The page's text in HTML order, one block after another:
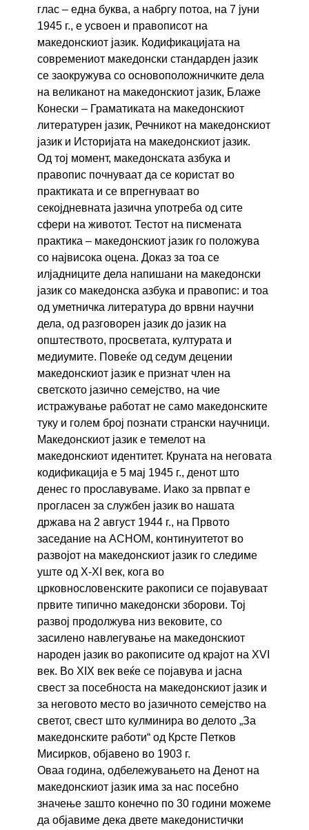
глас – една буква, а набргу потоа, на 7 јуни
1945 г., е усвоен и правописот на
македонскиот јазик. Кодификацијата на
современиот македонски стандарден јазик
се заокружува со основоположничките дела
на великанот на македонскиот јазик, Блаже
Конески – Граматиката на македонскиот
литературен јазик, Речникот на македонскиот
јазик и Историјата на македонскиот јазик.
Од тој момент, македонската азбука и
правопис почнуваат да се користат во
практиката и се впрегнуваат во
секојдневната јазична употреба од сите
сфери на животот. Тестот на писмената
практика – македонскиот јазик го положува
со највисока оцена. Доказ за тоа се
илјадниците дела напишани на македонски
јазик со македонска азбука и правопис: и тоа
од уметничка литература до врвни научни
дела, од разговорен јазик до јазик на
општеството, просветата, културата и
медиумите. Повеќе од седум децении
македонскиот јазик е признат член на
светското јазично семејство, на чие
истражување работат не само македонските
туку и голем број познати странски научници.
Македонскиот јазик е темелот на
македонскиот идентитет. Круната на неговата
кодификација е 5 мај 1945 г., денот што
денес го прославуваме. Иако за првпат е
прогласен за службен јазик во нашата
држава на 2 август 1944 г., на Првото
заседание на АСНОМ, континуитетот во
развојот на македонскиот јазик го следиме
уште од X-XI век, кога во
црковнословенските ракописи се појавуваат
првите типично македонски зборови. Тој
развој продолжува низ вековите, со
засилено навлегување на македонскиот
народен јазик во ракописите од крајот на XVI
век. Во XIX век веќе се појавува и јасна
свест за посебноста на македонскиот јазик и
за неговото место во јазичното семејство на
светот, свест што кулминира во делото „За
македонските работи“ од Крсте Петков
Мисирков, објавено во 1903 г.
Оваа година, одбележувањето на Денот на
македонскиот јазик има за нас посебно
значење зашто конечно по 30 години можеме
да објавиме дека двете македонистички